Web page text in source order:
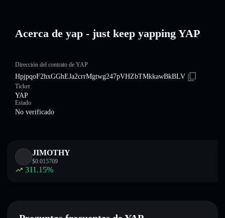
Acerca de yap - just keep yapping YAP
Dirección del contrato de YAP
HpjpqoF2hxGGhEJa2crrMgtwg247pVHZbTMkkawBkBLV
Ticker
YAP
Estado
No verificado
JIMOTHY
$0.015709
311.15%